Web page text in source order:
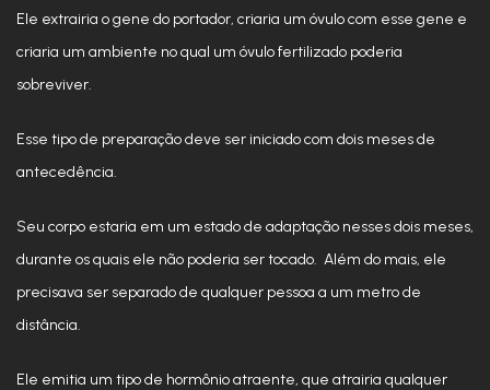
Ele extrairia o gene do portador, criaria um óvulo com esse gene e
criaria um ambiente no qual um óvulo fertilizado poderia
sobreviver.
Esse tipo de preparação deve ser iniciado com dois meses de
antecedência.
Seu corpo estaria em um estado de adaptação nesses dois meses,
durante os quais ele não poderia ser tocado. Além do mais, ele
precisava ser separado de qualquer pessoa a um metro de
distância.
Ele emitia um tipo de hormônio atraente, que atrairia qualquer